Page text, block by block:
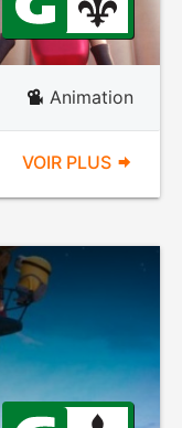
Animation
VOIR PLUS